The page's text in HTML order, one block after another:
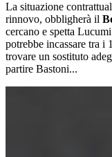
La situazione
rinnovo, obbligherà il
cercano e spetta
potrebbe incassare tra i
trovare un sostituto
partire Bastoni...